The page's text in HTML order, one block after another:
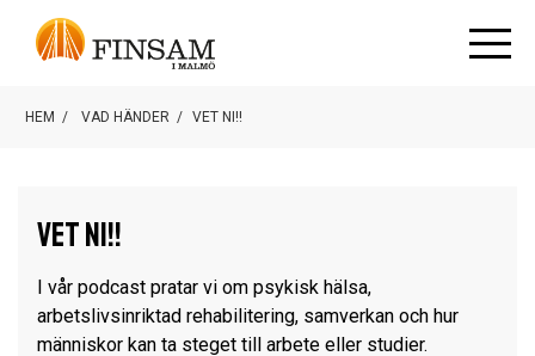
HEM / VAD HÄNDER / VET NI!!
Vet ni!!
I vår podcast pratar vi om psykisk hälsa,
arbetslivsinriktad rehabilitering, samverkan och hur
människor kan ta steget till arbete eller studier.